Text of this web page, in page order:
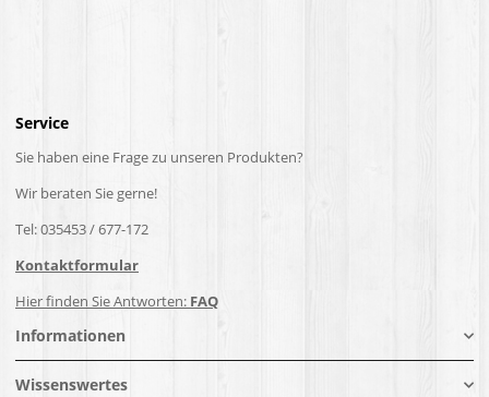
Service
Sie haben eine Frage zu unseren Produkten?
Wir beraten Sie gerne!
Tel: 035453 / 677-172
Kontaktformular
Hier finden Sie Antworten: FAQ
Informationen
Wissenswertes